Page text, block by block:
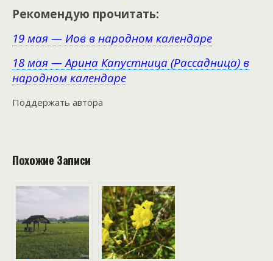
Рекомендую прочитать:
19 мая — Иов в народном календаре
18 мая — Арина Капустница (Рассадница) в
народном календаре
Поддержать автора
Похожие Записи